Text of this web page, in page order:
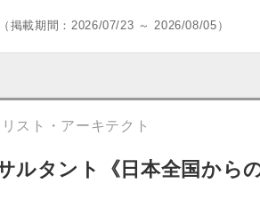
（ 掲載期間： 2026/07/23 ～ 2026/08/05）
スト・アーキテクト
ルタント《日本全国から